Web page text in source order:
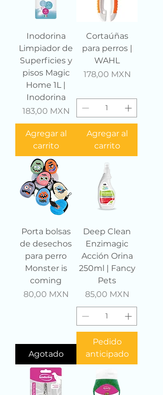
Inodorina
Limpiador de
Superficies y
pisos Magic
Home 1L |
Inodorina
Precio
183,00 MXN
Agregar al
carrito
Cortaúñas
para perros |
WAHL
Precio
178,00 MXN
Agregar al
carrito
Porta bolsas
de desechos
para perro
Monster is
coming
Precio
80,00 MXN
Agotado
Deep Clean
Enzimagic
Acción Orina
250ml | Fancy
Pets
Precio
85,00 MXN
Pedido
anticipado